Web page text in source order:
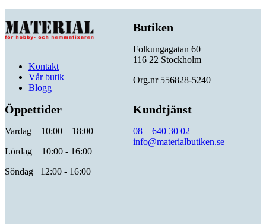
Kontakt
Vår butik
Blogg
Butiken
Folkungagatan 60
116 22 Stockholm
Org.nr 556828-5240
Öppettider
Vardag 10:00 – 18:00
Lördag 10:00 - 16:00
Söndag 12:00 - 16:00
Kundtjänst
08 – 640 30 02
info@materialbutiken.se